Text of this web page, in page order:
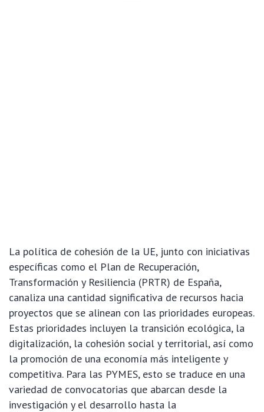
La política de cohesión de la UE, junto con iniciativas
específicas como el Plan de Recuperación,
Transformación y Resiliencia (PRTR) de España,
canaliza una cantidad significativa de recursos hacia
proyectos que se alinean con las prioridades europeas.
Estas prioridades incluyen la transición ecológica, la
digitalización, la cohesión social y territorial, así como
la promoción de una economía más inteligente y
competitiva. Para las PYMES, esto se traduce en una
variedad de convocatorias que abarcan desde la
investigación y el desarrollo hasta la